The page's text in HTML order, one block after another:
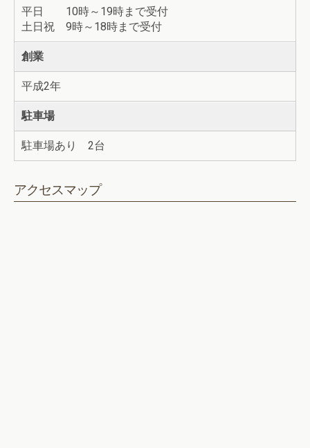
平日 10時～19時まで受付
土日祝 9時～18時まで受付
創業
平成2年
駐車場
駐車場あり 2台
アクセスマップ